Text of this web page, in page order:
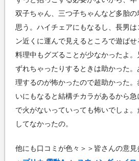
双子ちゃん、三つ子ちゃんなど多胎の
思う。ハイチェアにもなるし、長男
ン近くに運んで見えるところで遊ばせ
料理中もグズることが少なかったよ
ずれちゃったりするときは助かった
理するのが怖かったので超助かった
いにもなると結構チカラがあるから
で火がないっていっても怖いでしょ
してなかったの。
他にも口コミが色々＞＞皆さんの意見